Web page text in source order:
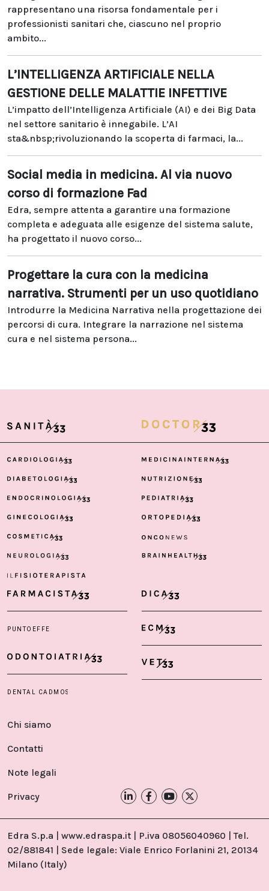
rappresentano una risorsa fondamentale per i
professionisti sanitari che, ciascuno nel proprio
ambito...
L’INTELLIGENZA ARTIFICIALE NELLA
GESTIONE DELLE MALATTIE INFETTIVE
L’impatto dell’Intelligenza Artificiale (AI) e dei Big Data
nel settore sanitario è innegabile. L’AI
sta&nbsp;rivoluzionando la scoperta di farmaci, la...
Social media in medicina. Al via nuovo
corso di formazione Fad
Edra, sempre attenta a garantire una formazione
completa e adeguata alle esigenze del sistema salute,
ha progettato il nuovo corso...
Progettare la cura con la medicina
narrativa. Strumenti per un uso quotidiano
Introdurre la Medicina Narrativa nella progettazione dei
percorsi di cura. Integrare la narrazione nel sistema
cura e nel sistema persona...
Chi siamo
Contatti
Note legali
Privacy
Edra S.p.a | www.edraspa.it | P.iva 08056040960 | Tel.
02/881841 | Sede legale: Viale Enrico Forlanini 21, 20134
Milano (Italy)